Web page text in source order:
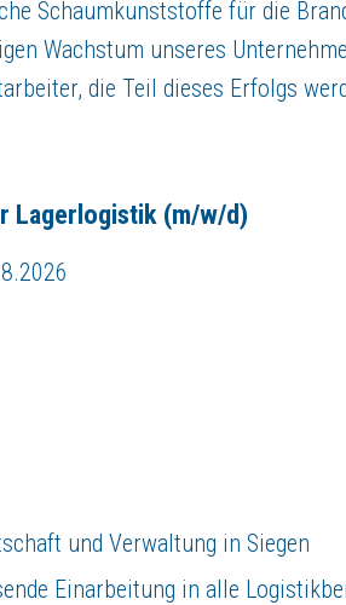
ab?
und Auszubildenden
in der Ausbildung
Schaumkunststoffe für die
Wachstum unseres
die Teil dieses Erfolgs
Lagerlogistik (m/w/d)
und Verwaltung in Siegen
Einarbeitung in alle